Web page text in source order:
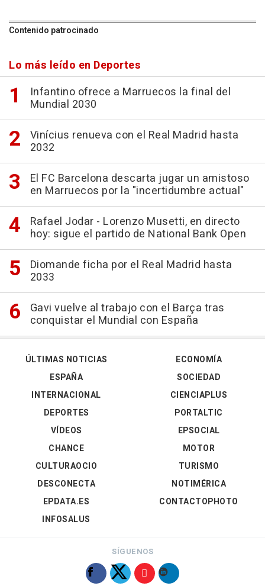
Contenido patrocinado
Lo más leído en Deportes
Infantino ofrece a Marruecos la final del
Mundial 2030
Vinícius renueva con el Real Madrid hasta
2032
El FC Barcelona descarta jugar un amistoso
en Marruecos por la "incertidumbre actual"
Rafael Jodar - Lorenzo Musetti, en directo
hoy: sigue el partido de National Bank Open
Diomande ficha por el Real Madrid hasta
2033
Gavi vuelve al trabajo con el Barça tras
conquistar el Mundial con España
ÚLTIMAS NOTICIAS
ESPAÑA
INTERNACIONAL
DEPORTES
VÍDEOS
ECONOMÍA
SOCIEDAD
CIENCIAPLUS
PORTALTIC
EPSOCIAL
CHANCE
CULTURAOCIO
DESCONECTA
EPDATA.ES
INFOSALUS
MOTOR
TURISMO
NOTIMÉRICA
CONTACTOPHOTO
SÍGUENOS